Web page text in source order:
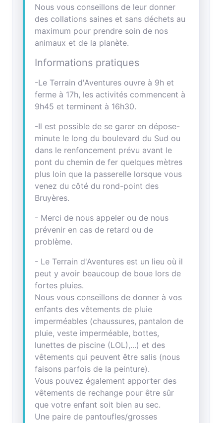
Nous vous conseillons de leur donner
des collations saines et sans déchets au
maximum pour prendre soin de nos
animaux et de la planète.
Informations pratiques
-Le Terrain d'Aventures ouvre à 9h et
ferme à 17h, les activités commencent à
9h45 et terminent à 16h30.
-Il est possible de se garer en dépose-
minute le long du boulevard du Sud ou
dans le renfoncement prévu avant le
pont du chemin de fer quelques mètres
plus loin que la passerelle lorsque vous
venez du côté du rond-point des
Bruyères.
- Merci de nous appeler ou de nous
prévenir en cas de retard ou de
problème.
- Le Terrain d'Aventures est un lieu où il
peut y avoir beaucoup de boue lors de
fortes pluies.
Nous vous conseillons de donner à vos
enfants des vêtements de pluie
imperméables (chaussures, pantalon de
pluie, veste imperméable, bottes,
lunettes de piscine (LOL),...) et des
vêtements qui peuvent être salis (nous
faisons parfois de la peinture).
Vous pouvez également apporter des
vêtements de rechange pour être sûr
que votre enfant soit bien au sec.
Une paire de pantoufles/grosses